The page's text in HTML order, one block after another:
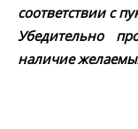
соответствии с
Убедительно
наличие